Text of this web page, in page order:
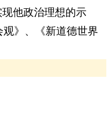
他政治理想的示
》、《新道德世界